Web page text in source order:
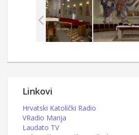
Linkovi
Hrvatski Katolički Radio
VRadio Marija
Laudato TV